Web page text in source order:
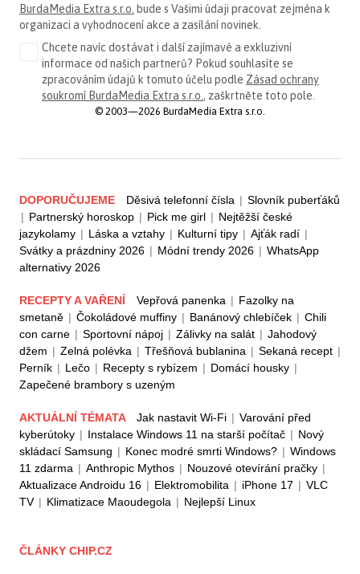
BurdaMedia Extra s.r.o. bude s Vašimi údaji pracovat zejména k
organizaci a vyhodnocení akce a zasílání novinek.
Chcete navíc dostávat i další zajímavé a exkluzivní
informace od našich partnerů? Pokud souhlasíte se
zpracováním údajů k tomuto účelu podle Zásad ochrany
soukromí BurdaMedia Extra s.r.o. , zaškrtněte toto pole.
© 2003—2026 BurdaMedia Extra s.r.o.
DOPORUČUJEME Děsivá telefonní čísla | Slovník puberťáků
| Partnerský horoskop | Pick me girl | Nejtěžší české
jazykolamy | Láska a vztahy | Kulturní tipy | Ajťák radí |
Svátky a prázdniny 2026 | Módní trendy 2026 | WhatsApp
alternativy 2026
RECEPTY A VAŘENÍ Vepřová panenka | Fazolky na
smetaně | Čokoládové muffiny | Banánový chlebíček | Chili
con carne | Sportovní nápoj | Zálivky na salát | Jahodový
džem | Zelná polévka | Třešňová bublanina | Sekaná recept |
Perník | Lečo | Recepty s rybízem | Domácí housky |
Zapečené brambory s uzeným
AKTUÁLNÍ TÉMATA Jak nastavit Wi-Fi | Varování před
kyberútoky | Instalace Windows 11 na starší počítač | Nový
skládací Samsung | Konec modré smrti Windows? | Windows
11 zdarma | Anthropic Mythos | Nouzové otevírání pračky |
Aktualizace Androidu 16 | Elektromobilita | iPhone 17 | VLC
TV | Klimatizace Maoudegola | Nejlepší Linux
ČLÁNKY CHIP.CZ